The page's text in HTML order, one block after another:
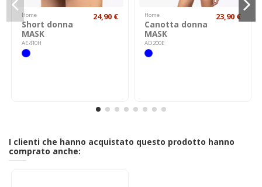
Home
Short donna
MASK
AE410H
24,90 € Home
Canotta donna
MASK
AD200E
23,90 €
I clienti che hanno acquistato questo prodotto hanno
comprato anche: